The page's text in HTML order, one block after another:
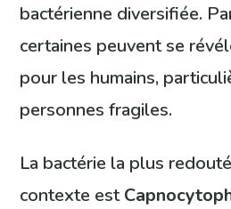
bactérienne diversifiée.
certaines peuvent se
pour les humains,
personnes fragiles.
La bactérie la plus
contexte est